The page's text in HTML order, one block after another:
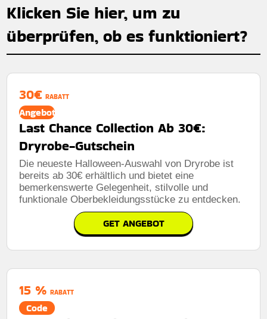
Klicken Sie hier, um zu
überprüfen, ob es funktioniert?
30€ RABATT
Angebot
Last Chance Collection Ab 30€:
Dryrobe-Gutschein
Die neueste Halloween-Auswahl von Dryrobe ist
bereits ab 30€ erhältlich und bietet eine
bemerkenswerte Gelegenheit, stilvolle und
funktionale Oberbekleidungsstücke zu entdecken.
GET ANGEBOT
15 % RABATT
Code